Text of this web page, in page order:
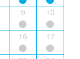
9 10
16 17